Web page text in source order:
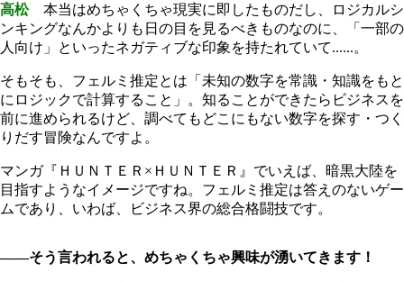
高松本当はめちゃくちゃ現実に即したものだし、ロジカルシ
ンキングなんかよりも日の目を見るべきものなのに、「一部の
人向け」といったネガティブな印象を持たれていて......。
そもそも、フェルミ推定とは「未知の数字を常識・知識をもと
にロジックで計算すること」。知ることができたらビジネスを
前に進められるけど、調べてもどこにもない数字を探す・つく
りだす冒険なんですよ。
マンガ『ＨＵＮＴＥＲ×ＨＵＮＴＥＲ』でいえば、暗黒大陸を
目指すようなイメージですね。フェルミ推定は答えのないゲー
ムであり、いわば、ビジネス界の総合格闘技です。
――そう言われると、めちゃくちゃ興味が湧いてきます！